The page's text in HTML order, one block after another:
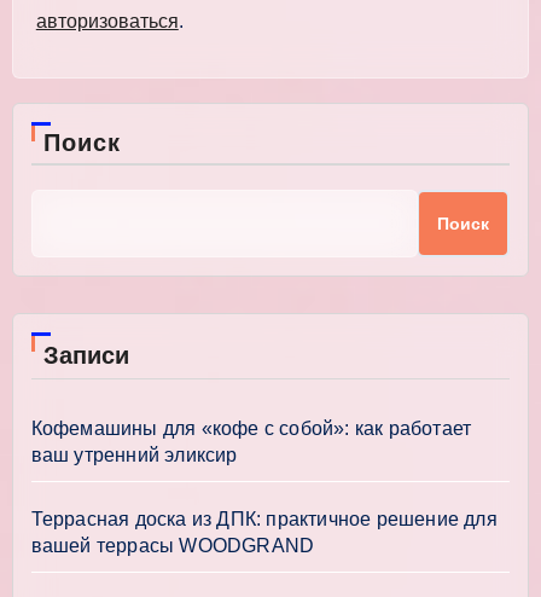
авторизоваться.
Поиск
Поиск
Записи
Кофемашины для «кофе с собой»: как работает
ваш утренний эликсир
Террасная доска из ДПК: практичное решение для
вашей террасы WOODGRAND